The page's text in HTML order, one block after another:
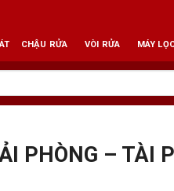
CHẬU RỬA VÒI RỬA MÁY
PHÒNG – TÀI